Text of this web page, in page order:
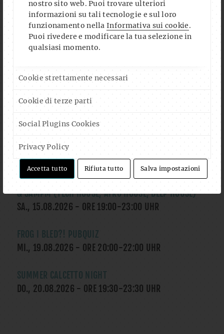
nostro sito web. Puoi trovare ulteriori
informazioni su tali tecnologie e sul loro
funzionamento nellaInformativa sui cookie.
Puoi rivedere e modificare la tua selezione in
qualsiasi momento.
Cookie strettamente necessari
Cookie di terze parti
Social Plugins Cookies
Privacy Policy
Accetta tutto Rifiuta tutto Salva impostazioni
OK, ROSE IN CONCERT
SA., 08.08.2026- ORE20:00-23:30UHR
LITERATURCLUB: ANNA TRAUNIG LIEST MÄRCHEN UND
THE GAME NIGHT DELUXE!
DO., 13.08.2026
ONELIFE X OST WEST CLUB OST OVEST DJS: MATALUYA
& SAMPM (TECH HOUSE, AFRO HOUSE, DEEP HOUSE)
SA., 15.08.2026 - ORE 19:00-23:00 UHR
FROG I BLED?! PUBQUIZ
MI., 19.08.2026 - ORE 20:00-22:00 UHR
SUMMER CALCETTO NIGHT
DO., 20.08.2026 - ORE 19:30-23:30 UHR